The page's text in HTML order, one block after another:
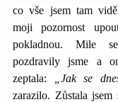
co vše jsem tam
moji pozornost
pokladnou. Mile
pozdravily jsme a
zeptala:
„Jak se
zarazilo. Zůstala jsem